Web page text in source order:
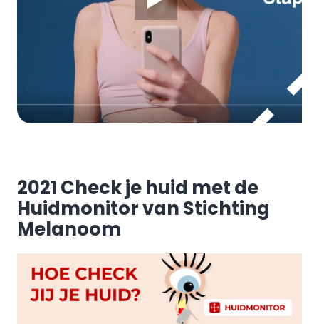
2021 Check je huid met de
Huidmonitor van Stichting
Melanoom